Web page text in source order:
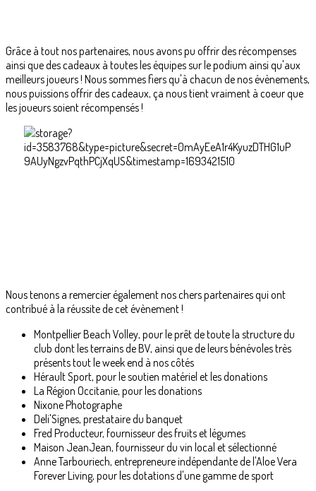
Grâce à tout nos partenaires, nous avons pu offrir des récompenses
ainsi que des cadeaux à toutes les équipes sur le podium ainsi qu'aux
meilleurs joueurs ! Nous sommes fiers qu'à chacun de nos évènements,
nous puissions offrir des cadeaux, ça nous tient vraiment à coeur que
les joueurs soient récompensés !
Nous tenons a remercier également nos chers partenaires qui ont
contribué à la réussite de cet évènement !
Montpellier Beach Volley, pour le prêt de toute la structure du
club dont les terrains de BV, ainsi que de leurs bénévoles très
présents tout le week end à nos côtés
Hérault Sport, pour le soutien matériel et les donations
La Région Occitanie, pour les donations
Nixone Photographe
Deli'Signes, prestataire du banquet
Fred Producteur, fournisseur des fruits et légumes
Maison JeanJean, fournisseur du vin local et sélectionné
Anne Tarbouriech, entrepreneure indépendante de l'Aloe Vera
Forever Living, pour les dotations d'une gamme de sport